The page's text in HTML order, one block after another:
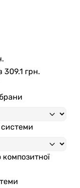
309.1 грн.
системи